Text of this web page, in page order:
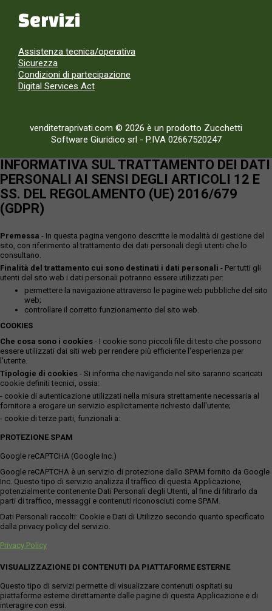
Servizi
Assistenza tecnica/operativa
Sicurezza
Condizioni di partecipazione
Digital Services Act
venditetraprivati.com © 2026 è un prodotto Zucchetti
Software Giuridico srl - P.IVA 02667520247
INFORMATIVA SUL TRATTAMENTO DEI DATI
PERSONALI AI SENSI DEGLI ARTICOLI 12 E
SS. DEL REGOLAMENTO (UE) 2016/679
(GDPR)
Premessa - In questa pagina vengono descritte le modalità di gestione del
sito, con riferimento al trattamento dei dati personali degli utenti che lo
consultano.
Finalità del trattamento cui sono destinati i dati personali - Per tutti gli
utenti del sito web i dati personali potranno essere utilizzati per:
permettere la navigazione attraverso le pagine web pubbliche del sito
web;
controllare il corretto funzionamento del sito web.
COOKIES
Che cosa sono i cookies - I cookie sono piccoli file di testo che possono
essere utilizzati dai siti web per rendere più efficiente l'esperienza per
l'utente.
Tipologie di cookies - Si informa che navigando nel sito saranno scaricati
cookie definiti tecnici, ossia:
- cookie di autenticazione utilizzati nella misura strettamente necessaria al
fornitore a erogare un servizio esplicitamente richiesto dall'utente;
- cookie di terze parti, funzionali a:
PROTEZIONE SPAM
Google reCAPTCHA (Google Inc.)
Google reCAPTCHA è un servizio di protezione dallo SPAM fornito da Google
Inc. Questo tipo di servizio analizza il traffico di questa Applicazione,
potenzialmente contenente Dati Personali degli Utenti, al fine di filtrarlo da
parti di traffico, messaggi e contenuti riconosciuti come SPAM.
Dati Personali raccolti: Cookie e Dati di Utilizzo secondo quanto specificato
dalla privacy policy del servizio.
Privacy Policy
VISUALIZZAZIONE DI CONTENUTI DA PIATTAFORME ESTERNE
Questo tipo di servizi permette di visualizzare contenuti ospitati su
piattaforme esterne direttamente dalle pagine di questa Applicazione e di
interagire con essi.